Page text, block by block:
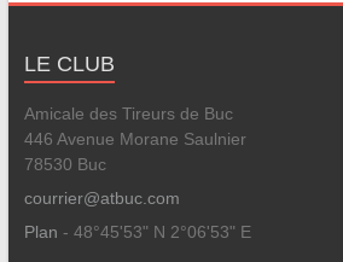
LE CLUB
Amicale des Tireurs de Buc
446 Avenue Morane Saulnier
78530 Buc
courrier@atbuc.com
Plan - 48°45'53" N 2°06'53" E